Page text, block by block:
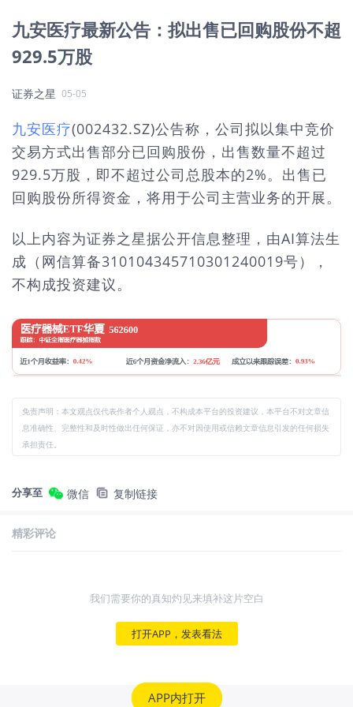
九安医疗最新公告：拟出售已回购股份不超
929.5万股
证券之星 05-05
九安医疗(002432.SZ)公告称，公司拟以集中竞价
交易方式出售部分已回购股份，出售数量不超过
929.5万股，即不超过公司总股本的2%。出售已
回购股份所得资金，将用于公司主营业务的开展。
以上内容为证券之星据公开信息整理，由AI算法生
成（网信算备310104345710301240019号），
不构成投资建议。
免责声明：本文观点仅代表作者个人观点，不构成本平台的投资建议，本平台不对文章信
息准确性、完整性和及时性做出任何保证，亦不对因使用或信赖文章信息引发的任何损失
承担责任。
分享至 微信 复制链接
精彩评论
我们需要你的真知灼见来填补这片空白
打开APP，发表看法
APP内打开